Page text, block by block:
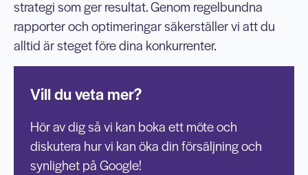
strategi som ger resultat. Genom regelbundna
rapporter och optimeringar säkerställer vi att du
alltid är steget före dina konkurrenter.
Vill du veta mer?
Hör av dig så vi kan boka ett möte och
diskutera hur vi kan öka din försäljning och
synlighet på Google!